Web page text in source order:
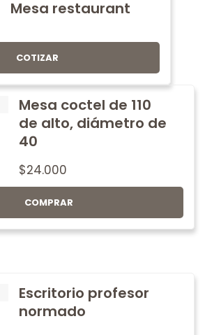
Mesa restaurant
COTIZAR
Mesa coctel de 110
de alto, diámetro de
40
$24.000
COMPRAR
Escritorio profesor
normado